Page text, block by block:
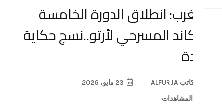
انطلاق الدورة الخامسة
المسرحي لأرتو..نسج حكاية
23 مايو، 2026